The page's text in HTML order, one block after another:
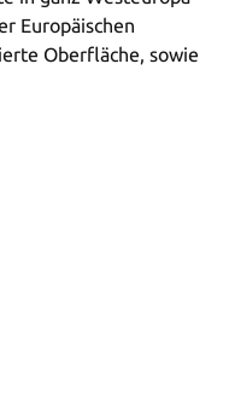
Europäischen
Oberfläche, sowie